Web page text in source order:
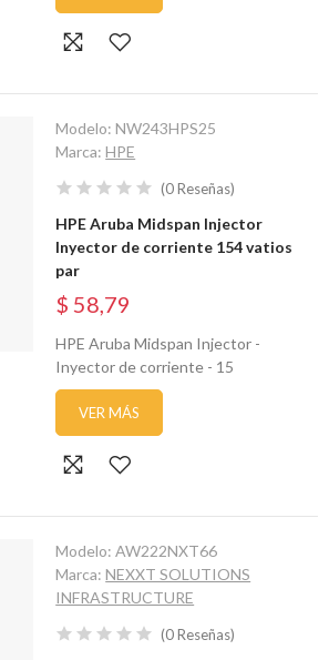
Modelo:NW243HPS25
Marca:HPE
(0Reseñas)
HPE Aruba Midspan Injector
Inyector de corriente 154 vatios
par
$ 58,79
HPE Aruba Midspan Injector -
Inyector de corriente - 15
VER MÁS
Modelo:AW222NXT66
Marca:NEXXT SOLUTIONS
INFRASTRUCTURE
(0Reseñas)